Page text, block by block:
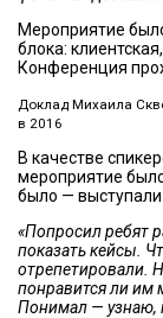
Мероприятие
блока:
Конференция
Доклад Михаила
в 2016
В качестве
мероприятие
было — выступали
«Попросил ребят
показать кейсы.
отрепетировали.
понравится ли им
Понимал — узнаю,